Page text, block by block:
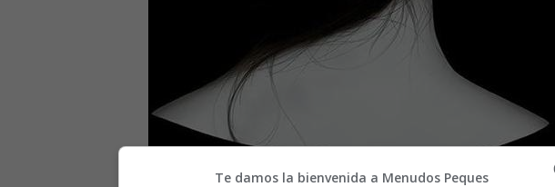
Te damos la bienvenida a Menudos Peques